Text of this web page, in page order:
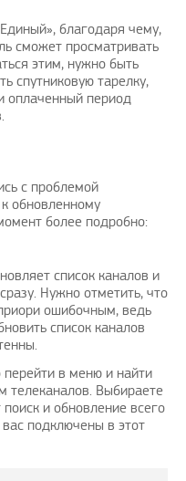
благодаря чему,
сможет просматривать
этим, нужно быть
спутниковую тарелку,
оплаченный период
с проблемой
обновленному
более подробно:
список каналов и
Нужно отметить, что
ошибочным, ведь
список каналов
в меню и найти
телеканалов. Выбираете
и обновление всего
подключены в этот